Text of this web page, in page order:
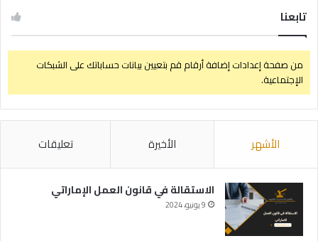
تابعنا
من صفحة إعدادات إضافة أرقام قم بتعيين بيانات حساباتك على الشبكات
الإجتماعية.
الأشهر الأخيرة تعليقات
الاستقالة في قانون العمل الإماراتي
9 يونيو، 2024